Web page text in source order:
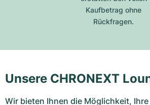
Kaufbetrag ohne
Rückfragen.
Unsere CHRONEXT
Wir bieten Ihnen die Möglichkeit,